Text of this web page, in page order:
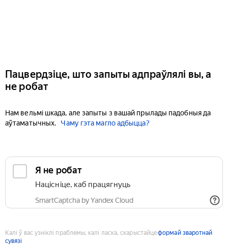
Пацвердзіце, што запыты адпраўлялі вы, а
не робат
Нам вельмі шкада, але запыты з вашай прылады падобныя да
аўтаматычных.
Чаму гэта магло адбыцца?
Я не робат
Націсніце, каб працягнуць
SmartCaptcha by Yandex Cloud
Калі ў вас узніклі праблемы, калі ласка, скарыстайцеформай зваротнай
сувязі